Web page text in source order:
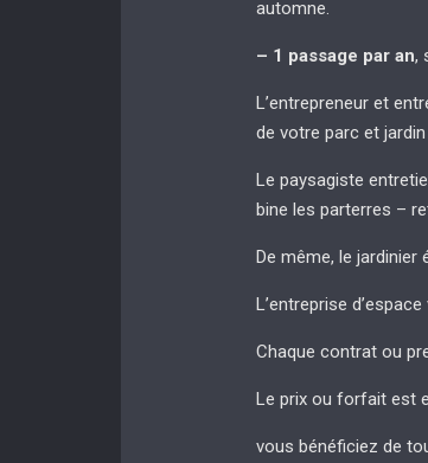
automne.
– 1 passage par an,
L’entrepreneur et
de votre parc et
Le paysagiste
bine les parterres –
De même, le jardinier
L’entreprise
Chaque contrat ou
Le prix ou forfait est
vous bénéficiez de